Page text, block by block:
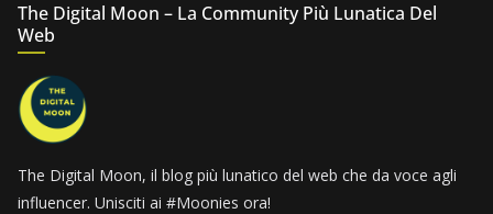
The Digital Moon – La Community Più Lunatica Del
Web
The Digital Moon, il blog più lunatico del web che da voce agli
influencer. Unisciti ai #Moonies ora!